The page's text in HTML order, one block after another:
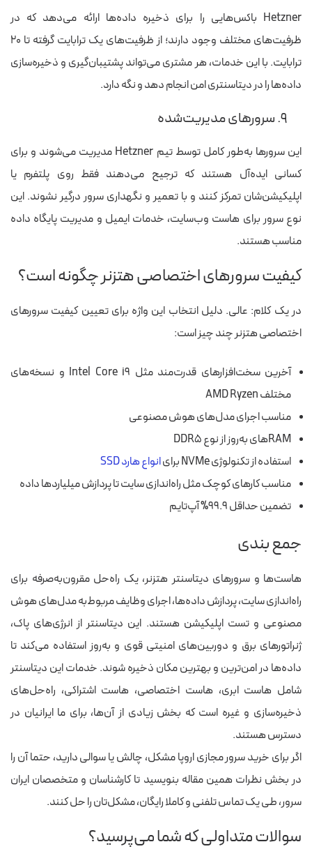
Hetzner باکس‌هایی را برای ذخیره داده‌ها ارائه می‌دهد که در
ظرفیت‌های مختلف وجود دارند؛ از ظرفیت‌های یک ترابایت گرفته تا ۲۰
ترابایت. با این خدمات، هر مشتری می‌تواند پشتیبان‌گیری و ذخیره‌سازی
داده‌ها را در دیتاسنتری امن انجام دهد و نگه دارد.
۹. سرورهای مدیریت‌شده
این سرورها به‌طور کامل توسط تیم Hetzner مدیریت می‌شوند و برای
کسانی ایده‌آل هستند که ترجیح می‌دهند فقط روی پلتفرم یا
اپلیکیشن‌شان تمرکز کنند و با تعمیر و نگهداری سرور درگیر نشوند. این
نوع سرور برای هاست وب‌سایت، خدمات ایمیل و مدیریت پایگاه داده
مناسب هستند.
کیفیت سرورهای اختصاصی هتزنر چگونه است؟
در یک کلام: عالی. دلیل انتخاب این واژه برای تعیین کیفیت سرورهای
اختصاصی هتزنر چند چیز است:
آخرین سخت‌افزارهای قدرت‌مند مثل Intel Core i9 و نسخه‌های
مختلف AMD Ryzen
مناسب اجرای مدل‌های هوش مصنوعی
RAMهای به‌روز از نوع DDR5
استفاده از تکنولوژی NVMe برای
انواع هارد SSD
مناسب کارهای کوچک مثل راه‌اندازی سایت تا پردازش میلیاردها داده
تضمین حداقل ۹۹.۹% آپ‌تایم
جمع بندی
هاست‌ها و سرورهای دیتاسنتر هتزنر، یک راه‌حل مقرون‌به‌صرفه برای
راه‌اندازی سایت، پردازش داده‌ها، اجرای وظایف مربوط‌به مدل‌های هوش
مصنوعی و تست اپلیکیشن هستند. این دیتاسنتر از انرژی‌های پاک،
ژنراتورهای برق و دوربین‌های امنیتی قوی و به‌روز استفاده می‌کند تا
داده‌ها در امن‌ترین و بهترین مکان ذخیره شوند. خدمات این دیتاسنتر
شامل هاست ابری، هاست اختصاصی، هاست اشتراکی، راه‌حل‌های
ذخیره‌سازی و غیره است که بخش زیادی از آن‌ها، برای ما ایرانیان در
دسترس هستند.
اگر برای خرید سرور مجازی اروپا مشکل، چالش یا سوالی دارید، حتما آن را
در بخش نظرات همین مقاله بنویسید تا کارشناسان و متخصصان ایران
سرور، طی یک تماس تلفنی و کاملا رایگان، مشکل‌تان را حل کنند.
سوالات متداولی که شما می‌پرسید؟